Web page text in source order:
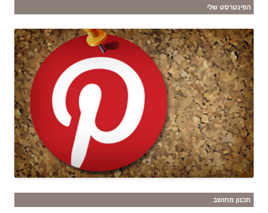
הפינטרסט שלי
תכנון מחושב